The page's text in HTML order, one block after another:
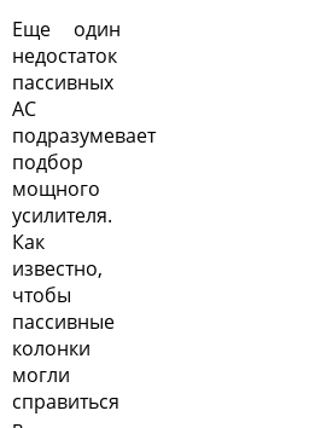
Еще один
недостаток
пассивных
АС
подразумевает
подбор
мощного
усилителя.
Как
известно,
чтобы
пассивные
колонки
могли
справиться